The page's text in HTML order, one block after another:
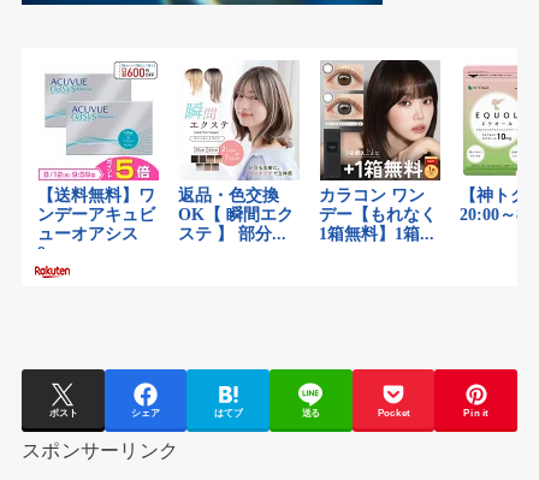
ポスト シェア はてブ 送る Pocket Pin it
スポンサーリンク